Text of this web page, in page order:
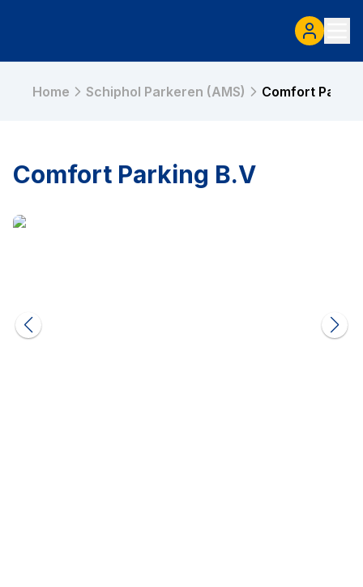
Home Schiphol Parkeren (AMS) Comfort
Comfort Parking B.V